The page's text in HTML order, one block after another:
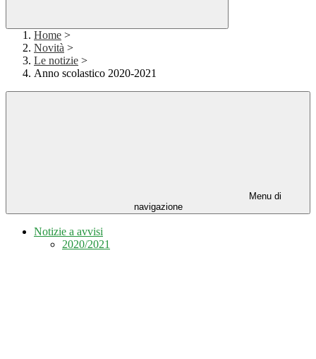
Home >
Novità >
Le notizie >
Anno scolastico 2020-2021
Menu di
navigazione
Notizie a avvisi
2020/2021